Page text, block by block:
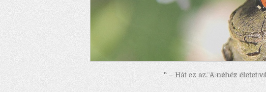
" – Hát ez az. A nehéz életet